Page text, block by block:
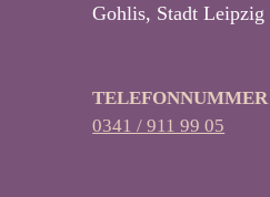
Gohlis, Stadt Leipzig
TELEFONNUMMER
0341 / 911 99 05